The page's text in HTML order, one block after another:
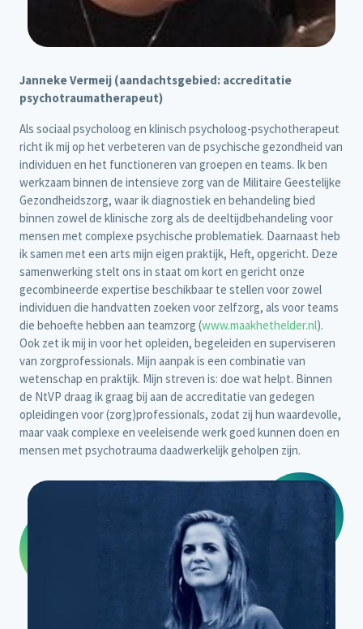
Janneke Vermeij (aandachtsgebied: accreditatie
psychotraumatherapeut)
Als sociaal psycholoog en klinisch psycholoog-psychotherapeut
richt ik mij op het verbeteren van de psychische gezondheid van
individuen en het functioneren van groepen en teams. Ik ben
werkzaam binnen de intensieve zorg van de Militaire Geestelijke
Gezondheidszorg, waar ik diagnostiek en behandeling bied
binnen zowel de klinische zorg als de deeltijdbehandeling voor
mensen met complexe psychische problematiek. Daarnaast heb
ik samen met een arts mijn eigen praktijk, Heft, opgericht. Deze
samenwerking stelt ons in staat om kort en gericht onze
gecombineerde expertise beschikbaar te stellen voor zowel
individuen die handvatten zoeken voor zelfzorg, als voor teams
die behoefte hebben aan teamzorg (www.maakhethelder.nl).
Ook zet ik mij in voor het opleiden, begeleiden en superviseren
van zorgprofessionals. Mijn aanpak is een combinatie van
wetenschap en praktijk. Mijn streven is: doe wat helpt. Binnen
de NtVP draag ik graag bij aan de accreditatie van gedegen
opleidingen voor (zorg)professionals, zodat zij hun waardevolle,
maar vaak complexe en veeleisende werk goed kunnen doen en
mensen met psychotrauma daadwerkelijk geholpen zijn.